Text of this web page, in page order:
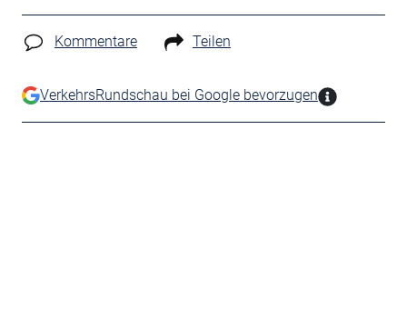
Kommentare Teilen
VerkehrsRundschau bei Google bevorzugen